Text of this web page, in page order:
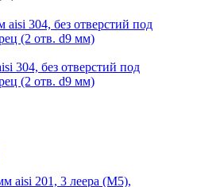
304, без отверстий под
(2 отв. d9 мм)